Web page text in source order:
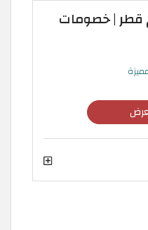
قطر | خصومات